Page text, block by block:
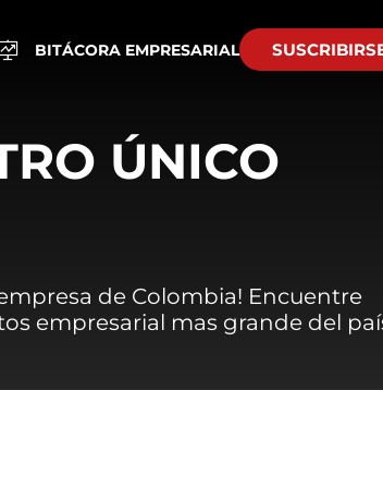
BITÁCORA EMPRESARIAL
ÚNICO
de Colombia! Encuentre
empresarial mas grande del